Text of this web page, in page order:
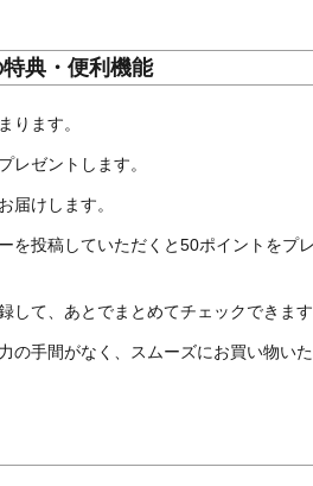
典・便利機能
ります。
レゼントします。
届けします。
を投稿していただくと50ポイントをプ
して、あとでまとめてチェックできます
の手間がなく、スムーズにお買い物い